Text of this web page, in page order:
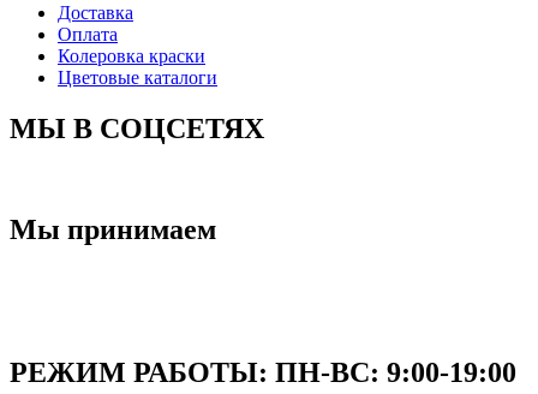
Доставка
Оплата
Колеровка краски
Цветовые каталоги
МЫ В СОЦСЕТЯХ
Мы принимаем
РЕЖИМ РАБОТЫ: ПН-ВC: 9:00-19:00